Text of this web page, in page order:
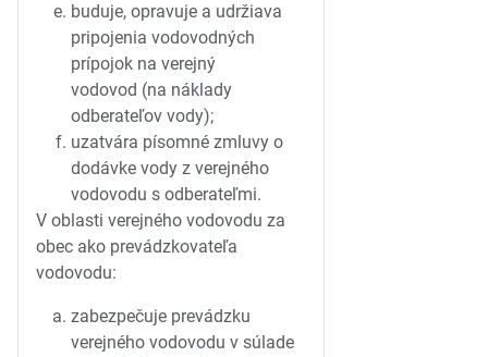
buduje, opravuje a udržiava
pripojenia vodovodných
prípojok na verejný
vodovod (na náklady
odberateľov vody);
uzatvára písomné zmluvy o
dodávke vody z verejného
vodovodu s odberateľmi.
V oblasti verejného vodovodu za
obec ako prevádzkovateľa
vodovodu:
zabezpečuje prevádzku
verejného vodovodu v súlade